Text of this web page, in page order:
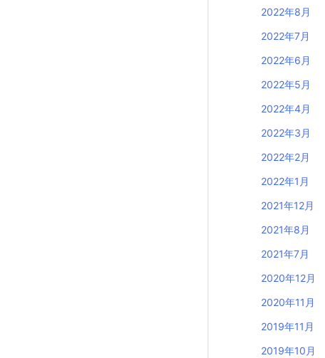
2022年8月
2022年7月
2022年6月
2022年5月
2022年4月
2022年3月
2022年2月
2022年1月
2021年12月
2021年8月
2021年7月
2020年12月
2020年11月
2019年11月
2019年10月